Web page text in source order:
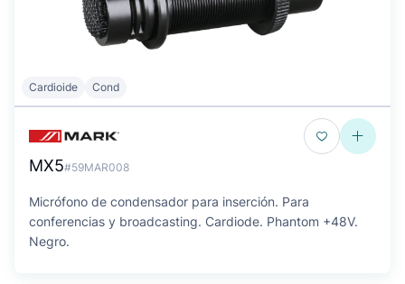
Cardioide Cond
MX5#59MAR008
Micrófono de condensador para inserción. Para
conferencias y broadcasting. Cardiode. Phantom +48V.
Negro.